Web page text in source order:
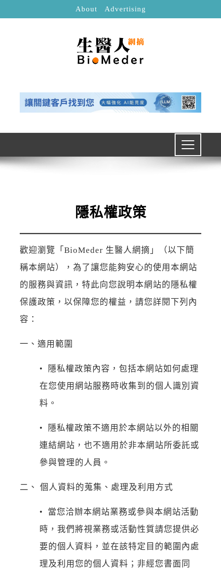
About Advertising
隱私權政策
歡迎瀏覽「BioMeder 生醫人網摘」（以下簡
稱本網站），為了讓您能夠安心的使用本網站
的服務與資訊，特此向您說明本網站的隱私權
保護政策，以保障您的權益，請您詳閱下列內
容：
一、適用範圍
• 隱私權政策內容，包括本網站如何處理
在您使用網站服務時收集到的個人識別資
料。
• 隱私權政策不適用於本網站以外的相關
連結網站，也不適用於非本網站所委託或
參與管理的人員。
二、 個人資料的蒐集、處理及利用方式
• 當您洽辦本網站業務或參與本網站活動
時，我們將視業務或活動性質請您提供必
要的個人資料，並在該特定目的範圍內處
理及利用您的個人資料；非經您書面同